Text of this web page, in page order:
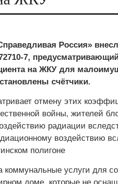
Россия»
7,
на ЖКУ для
счётчики.
отмену этих
войны, жителей
радиации
воздействию
полигоне
коммунальные услуги для